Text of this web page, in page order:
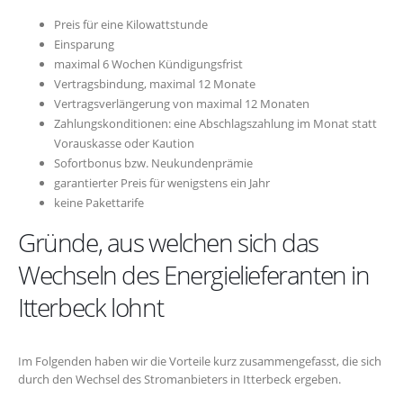
Preis für eine Kilowattstunde
Einsparung
maximal 6 Wochen Kündigungsfrist
Vertragsbindung, maximal 12 Monate
Vertragsverlängerung von maximal 12 Monaten
Zahlungskonditionen: eine Abschlagszahlung im Monat statt
Vorauskasse oder Kaution
Sofortbonus bzw. Neukundenprämie
garantierter Preis für wenigstens ein Jahr
keine Pakettarife
Gründe, aus welchen sich das
Wechseln des Energielieferanten in
Itterbeck lohnt
Im Folgenden haben wir die Vorteile kurz zusammengefasst, die sich
durch den Wechsel des Stromanbieters in Itterbeck ergeben.